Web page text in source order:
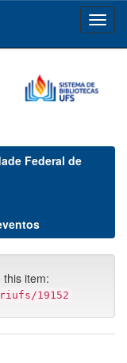
Federal de
item:
19152